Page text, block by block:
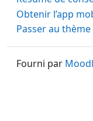
Obtenir l’app
Passer au
Fourni par